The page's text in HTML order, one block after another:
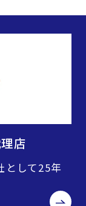
店
として25年